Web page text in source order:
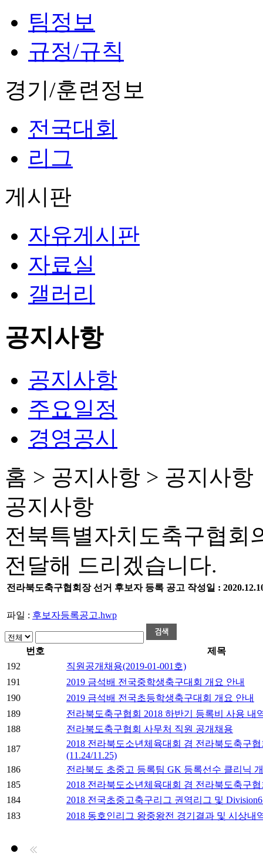
팀정보
규정/규칙
경기/훈련정보
전국대회
리그
게시판
자유게시판
자료실
갤러리
공지사항
공지사항
주요일정
경영공시
홈 > 공지사항 > 공지사항
공지사항
전북특별자치도축구협회
전달해 드리겠습니다.
전라북도축구협회장 선거 후보자 등록 공고 작성일 :
파일 : 후보자등록공고.hwp
번호
제목
192
직원공개채용(2019-01-001호)
191
2019 금석배 전국중학생축구대회 개요 안내
190
2019 금석배 전국초등학생축구대회 개요 안내
189
전라북도축구협회 2018 하반기 등록비 사용 내
188
전라북도축구협회 사무처 직원 공개채용
187
2018 전라북도소년체육대회 겸 전라북도축구
(11.24/11.25)
186
전라북도 초중고 등록팀 GK 등록선수 클리닉
185
2018 전라북도소년체육대회 겸 전라북도축구
184
2018 전국초중고축구리그 권역리그 및
183
2018 동호인리그 왕중왕전 경기결과 및 시상내